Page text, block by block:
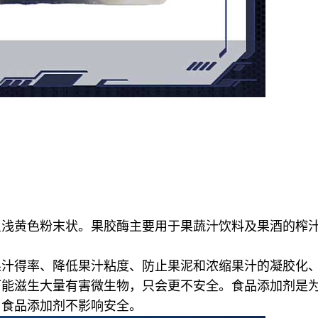
黄色粉末状。果胶酶主要用于果蔬汁饮料及果酒的榨
得率、降低果汁粘度、防止果泥和浓缩果汁的凝胶化
滋生大量有害微生物，只会更不安全。食品添加剂是
品添加剂不影响安全。